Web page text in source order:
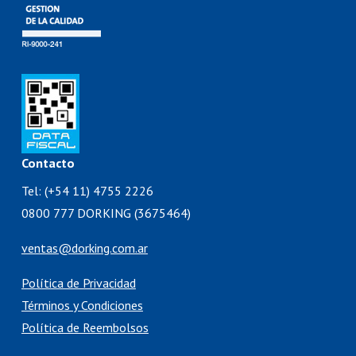
Contacto
Tel: (+54 11) 4755 2226
0800 777 DORKING (3675464)
ventas@dorking.com.ar
Política de Privacidad
Términos y Condiciones
Política de Reembolsos